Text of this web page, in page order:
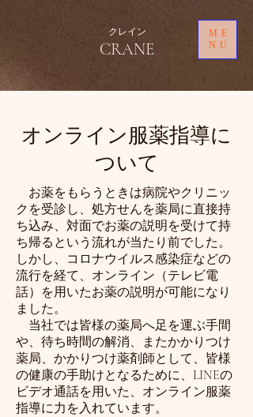
クレイン
CRANE
ME
NU
オンライン服薬指導に
ついて
お薬をもらうときは病院やクリニッ
クを受診し、処方せんを薬局に直接持
ち込み、対面でお薬の説明を受けて持
ち帰るという流れが当たり前でした。
しかし、コロナウイルス感染症などの
流行を経て、オンライン（テレビ電
話）を用いたお薬の説明が可能になり
ました。
当社では皆様の薬局へ足を運ぶ手間
や、待ち時間の解消、またかかりつけ
薬局、かかりつけ薬剤師として、皆様
の健康の手助けとなるために、LINEの
ビデオ通話を用いた、オンライン服薬
指導に力を入れています。